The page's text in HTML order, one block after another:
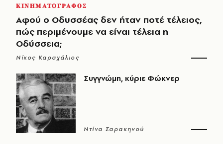
ΚΙΝΗΜΑΤΟΓΡΑΦΟΣ
Αφού ο Οδυσσέας δεν ήταν ποτέ τέλειος,
πώς περιμένουμε να είναι τέλεια η
Οδύσσεια;
Νίκος Καραχάλιος
Συγγνώμη, κύριε Φώκνερ
Ντίνα Σαρακηνού